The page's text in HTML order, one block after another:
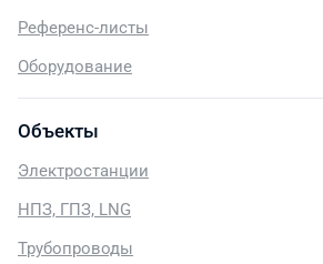
Референс-листы
Оборудование
Объекты
Электростанции
НПЗ, ГПЗ, LNG
Трубопроводы